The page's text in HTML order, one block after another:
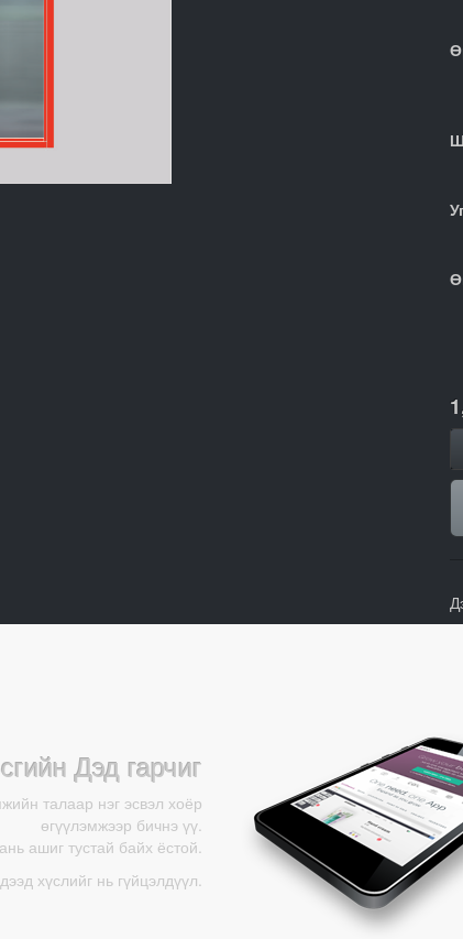
Дэд гарчиг
талаар нэг эсвэл хоёр
өгүүлэмжээр бичнэ үү.
ашиг тустай байх ёстой.
хүслийг нь гүйцэлдүүл.